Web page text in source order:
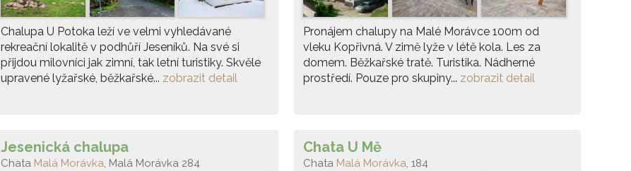
Chalupa U Potoka leží ve velmi vyhledávané
rekreační lokalitě v podhůří Jeseníků. Na své si
přijdou milovníci jak zimní, tak letní turistiky. Skvěle
upravené lyžařské, běžkařské... zobrazit detail
Pronájem chalupy na Malé Morávce 100m od
vleku Kopřivná. V zimě lyže v létě kola. Les za
domem. Běžkařské tratě. Turistika. Nádherné
prostředí. Pouze pro skupiny... zobrazit detail
Jesenická chalupa
Chata Malá Morávka, Malá Morávka 284
Chata U Mě
Chata Malá Morávka, 184